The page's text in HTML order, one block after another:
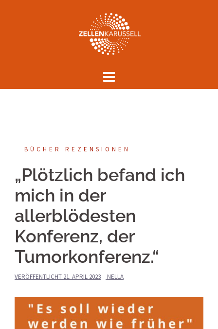
BÜCHER REZENSIONEN
„Plötzlich befand ich
mich in der
allerblödesten
Konferenz, der
Tumorkonferenz.“
VERÖFFENTLICHT 21. APRIL 2023 NELLA